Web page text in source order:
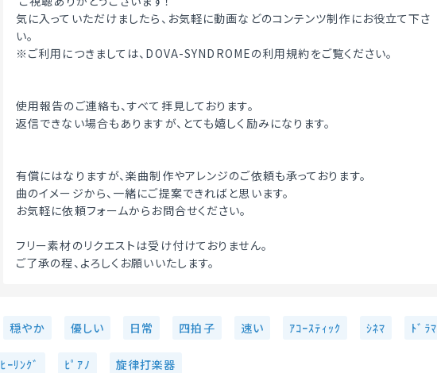
気に入っていただけましたら、お気軽に動画などのコンテンツ制作にお役立て下さ
い。
※ご利用につきましては、DOVA-SYNDROMEの利用規約をご覧ください。
使用報告のご連絡も、すべて拝見しております。
返信できない場合もありますが、とても嬉しく励みになります。
有償にはなりますが、楽曲制作やアレンジのご依頼も承っております。
曲のイメージから、一緒にご提案できればと思います。
お気軽に依頼フォームからお問合せください。
フリー素材のリクエストは受け付けておりません。
ご了承の程、よろしくお願いいたします。
穏やか 優しい 日常 四拍子 速い ｱｺｰｽﾃｨｯｸ ｼﾈﾏ ﾄﾞﾗﾏ
ﾋｰﾘﾝｸﾞ ﾋﾟｱﾉ 旋律打楽器